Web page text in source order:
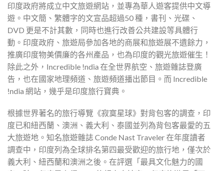
印度政府將成立中文旅遊網站，並專為華人遊客提供中文導
遊。中文簡、繁體字的文宣品超過50 種，書刊、光碟、
DVD 更是不計其數，同時也進行改善公共建設等具體行
動。印度政府、旅遊局參加各地的商展和旅遊展不遺餘力，
推廣印度物美價廉的各州產品，也為印度的觀光旅遊催生！
除此之外，Incredible !ndia 在全世界航空、旅遊雜誌登廣
告，也在國家地理頻道、旅遊頻道播出節目。而 Incredible
!ndia 網站，幾乎是印度旅行寶典。
根據世界著名的旅行導覽《寂寞星球》對背包客的調查，印
度已和紐西蘭、澳洲、義大利、泰國並列為背包客最愛的五
大旅遊地。知名旅遊雜誌 Conde Nast Traveler 在年度讀者
調查中，印度列為全球排名第四最受歡迎的旅行地，僅次於
義大利、紐西蘭和澳洲之後。在評選「最具文化魅力的國